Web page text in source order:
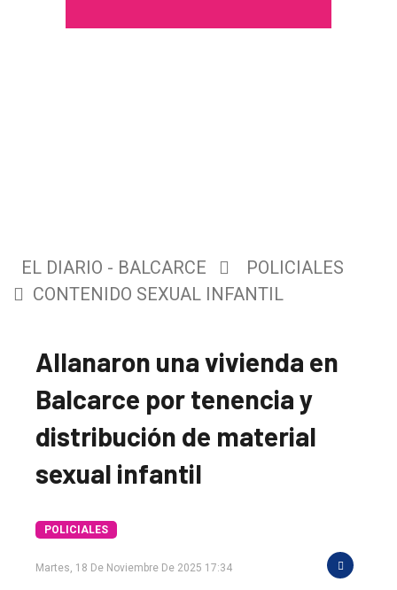
EL DIARIO - BALCARCE
POLICIALES
CONTENIDO SEXUAL INFANTIL
Allanaron una vivienda en
Balcarce por tenencia y
distribución de material
sexual infantil
POLICIALES
Martes, 18 De Noviembre De 2025 17:34